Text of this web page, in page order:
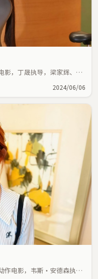
影，丁晟执导，梁家辉、肖
2024/06/06
作电影，韦斯·安德森执